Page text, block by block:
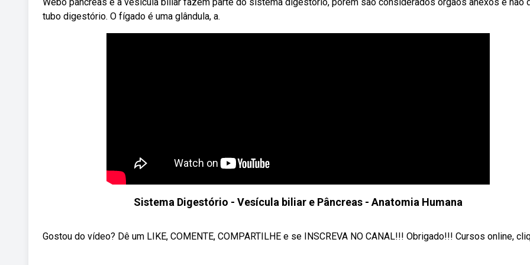
tubo digestório. O fígado é uma glândula, a.
Sistema Digestório - Vesícula biliar e Pâncreas - Anatomia Humana
Gostou do vídeo? Dê um LIKE, COMENTE, COMPARTILHE e se INSCREVA NO CANAL!!! Obrigado!!! Cursos online,